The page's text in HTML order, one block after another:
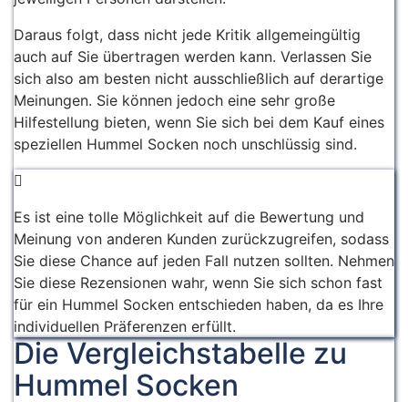
Daraus folgt, dass nicht jede Kritik allgemeingültig
auch auf Sie übertragen werden kann. Verlassen Sie
sich also am besten nicht ausschließlich auf derartige
Meinungen. Sie können jedoch eine sehr große
Hilfestellung bieten, wenn Sie sich bei dem Kauf eines
speziellen Hummel Socken noch unschlüssig sind.
Es ist eine tolle Möglichkeit auf die Bewertung und
Meinung von anderen Kunden zurückzugreifen, sodass
Sie diese Chance auf jeden Fall nutzen sollten. Nehmen
Sie diese Rezensionen wahr, wenn Sie sich schon fast
für ein Hummel Socken entschieden haben, da es Ihre
individuellen Präferenzen erfüllt.
Die Vergleichstabelle zu
Hummel Socken